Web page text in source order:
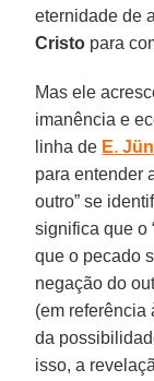
eternidade de
Cristo para
Mas ele
imanência e
linha de E.
para entender
outro” se
significa que o
que o pecado
negação do
(em referência
da
isso, a